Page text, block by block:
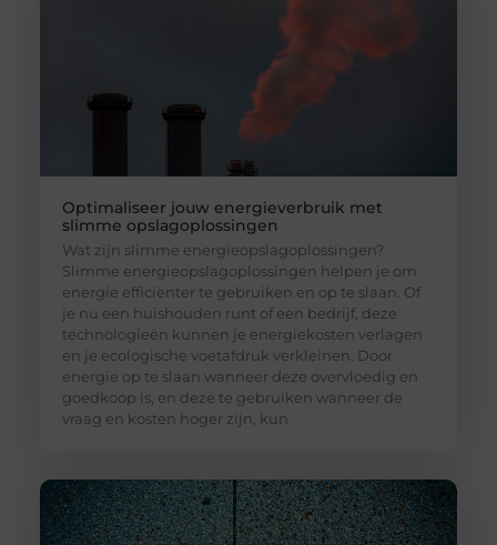
Optimaliseer jouw energieverbruik met
slimme opslagoplossingen
Wat zijn slimme energieopslagoplossingen?
Slimme energieopslagoplossingen helpen je om
energie efficiënter te gebruiken en op te slaan. Of
je nu een huishouden runt of een bedrijf, deze
technologieën kunnen je energiekosten verlagen
en je ecologische voetafdruk verkleinen. Door
energie op te slaan wanneer deze overvloedig en
goedkoop is, en deze te gebruiken wanneer de
vraag en kosten hoger zijn, kun